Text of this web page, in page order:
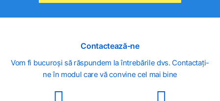
Contactează-ne
Vom fi bucuroși să răspundem la întrebările dvs. Contactați-
ne în modul care vă convine cel mai bine